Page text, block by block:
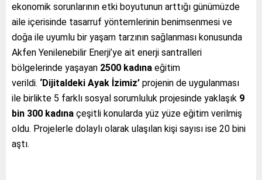
ekonomik sorunlarının etki boyutunun arttığı günümüzde
aile içerisinde tasarruf yöntemlerinin benimsenmesi ve
doğa ile uyumlu bir yaşam tarzının sağlanması konusunda
Akfen Yenilenebilir Enerji’ye ait enerji santralleri
bölgelerinde yaşayan 2500 kadına eğitim
verildi. ‘Dijitaldeki Ayak İzimiz’ projenin de uygulanması
ile birlikte 5 farklı sosyal sorumluluk projesinde yaklaşık 9
bin 300 kadına çeşitli konularda yüz yüze eğitim verilmiş
oldu. Projelerle dolaylı olarak ulaşılan kişi sayısı ise 20 bini
aştı.